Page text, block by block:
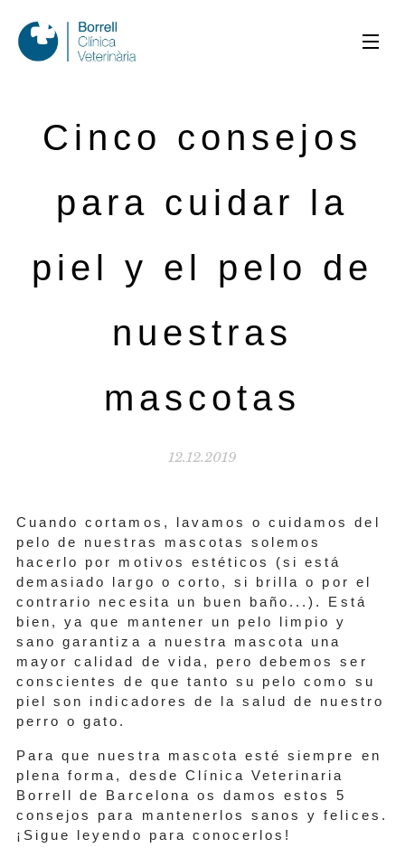
Cinco consejos
para cuidar la
piel y el pelo de
nuestras
mascotas
12.12.2019
Cuando cortamos, lavamos o cuidamos del
pelo de nuestras mascotas solemos
hacerlo por motivos estéticos (si está
demasiado largo o corto, si brilla o por el
contrario necesita un buen baño...). Está
bien, ya que mantener un pelo limpio y
sano garantiza a nuestra mascota una
mayor calidad de vida, pero debemos ser
conscientes de que tanto su pelo como su
piel son indicadores de la salud de nuestro
perro o gato.
Para que nuestra mascota esté siempre en
plena forma, desde Clínica Veterinaria
Borrell de Barcelona os damos estos 5
consejos para mantenerlos sanos y felices.
¡Sigue leyendo para conocerlos!